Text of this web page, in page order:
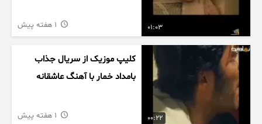
01:03
00:22
کلیپ موزیک از سریال جذاب
بامداد خمار با آهنگ عاشقانه